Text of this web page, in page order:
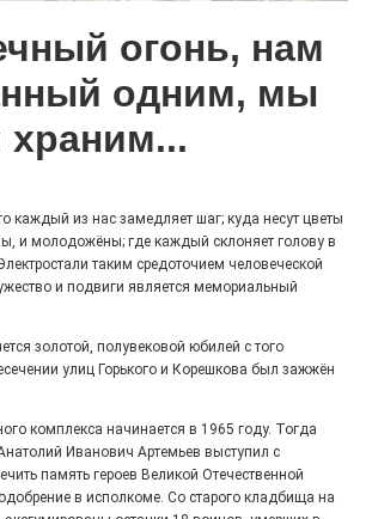
братья Подлесных, Савосин, Прощин...
из восемнадцати фамилий
Читать дальше
рабочего с электродом
рабочего с электродом, которая
стояла на улице Радио, вот уже два
бульвар по улице Советской.
огонь, нам
одним, мы
храним...
каждый из нас замедляет шаг; куда несут цветы
и молодожёны; где каждый склоняет голову в
таким средоточием человеческой
и подвиги является мемориальный
золотой, полувековой юбилей с того
улиц Горького и Корешкова был зажжён
комплекса начинается в 1965 году. Тогда
Иванович Артемьев выступил с
память героев Великой Отечественной
в исполкоме. Со старого кладбища на